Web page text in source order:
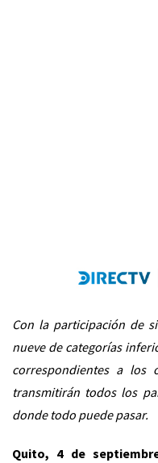
Con la participación de
nueve de categorías
correspondientes a los
transmitirán todos los
donde todo puede pasar.
Quito, 4 de